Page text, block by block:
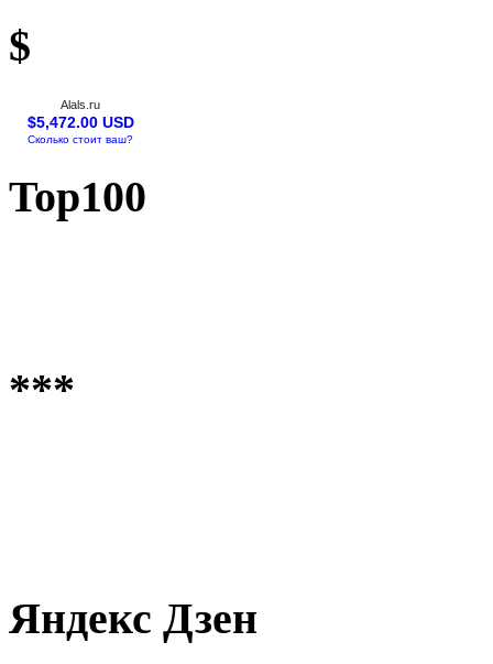
$
Alals.ru
$5,472.00 USD
Сколько стоит ваш?
Top100
***
Яндекс Дзен